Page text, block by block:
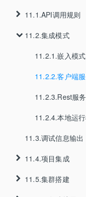
3.9.数据源配置
3.10.项目规则管理
3.10.1.项目成员
3.10.2.项目角
3.10.3.项目权
3.10.4.项目设置
3.10.5.知识包管
3.10.5.1.知识
3.10.5.2.知识
3.10.6.知识包审
3.10.7.数据批处
5.7.对科学计算的支
5.8.对预定义值的支
9.3.知识包节点
9.4.动作节点
9.5.向导式动作节点
9.6.决策节点
9.7.分支节点
9.8.聚合节点
9.9.异常捕获节点
10.2.日期
10.3.字符串
10.4.数学函数
10.5.List
10.6.Map
10.7.对象
10.8.调用
10.9.IF_ERROR
10.10.自定义内置动
11.1.API调用规则
11.1.1.单次调用
11.1.3.批量调
11.1.4.其它API
11.2.集成模式
11.2.1.嵌入模式
11.2.2.客户端
11.2.3.Rest服
11.2.4.本地运
11.3.调试信息输出
11.4.项目集成
11.4.1.登录集成
11.5.集群搭建